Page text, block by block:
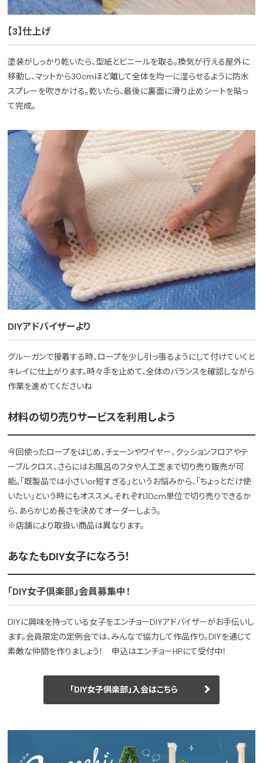
【3】仕上げ
塗装がしっかり乾いたら、型紙とビニールを取る。換気が行える屋外に
移動し、マットから30cmほど離して全体を均一に湿らせるように防水
スプレーを吹きかける。乾いたら、最後に裏面に滑り止めシートを貼っ
て完成。
DIYアドバイザーより
グルーガンで接着する時、ロープを少し引っ張るようにして付けていくと
キレイに仕上がります。時々手を止めて、全体のバランスを確認しながら
作業を進めてくださいね
材料の切り売りサービスを利用しよう
今回使ったロープをはじめ、チェーンやワイヤー、クッションフロアやテ
ーブルクロス、さらにはお風呂のフタや人工芝まで切り売り販売が可
能。「既製品では小さいor短すぎる」というお悩みから、「ちょっとだけ使
いたい」という時にもオススメ。それぞれ10cm単位で切り売りできるか
ら、あらかじめ長さを決めてオーダーしよう。
※店舗により取扱い商品は異なります。
あなたもDIY女子になろう！
「DIY女子倶楽部」会員募集中！
DIYに興味を持っている女子をエンチョーDIYアドバイザーがお手伝いし
ます。会員限定の定例会では、みんなで協力して作品作り。DIYを通じて
素敵な仲間を作りましょう！ 申込はエンチョーHPにて受付中！
「DIY女子倶楽部」入会はこちら